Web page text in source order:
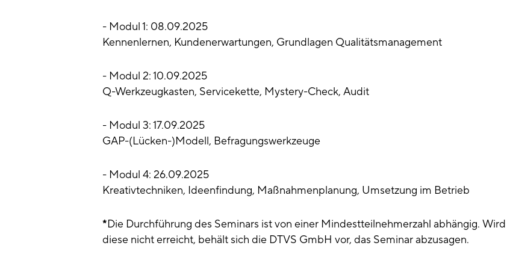
- Modul 1: 08.09.2025
Kennenlernen, Kundenerwartungen, Grundlagen Qualitätsmanagement
- Modul 2: 10.09.2025
Q-Werkzeugkasten, Servicekette, Mystery-Check, Audit
- Modul 3: 17.09.2025
GAP-(Lücken-)Modell, Befragungswerkzeuge
- Modul 4: 26.09.2025
Kreativtechniken, Ideenfindung, Maßnahmenplanung, Umsetzung im Betrieb
*Die Durchführung des Seminars ist von einer Mindestteilnehmerzahl abhängig. Wird
diese nicht erreicht, behält sich die DTVS GmbH vor, das Seminar abzusagen.